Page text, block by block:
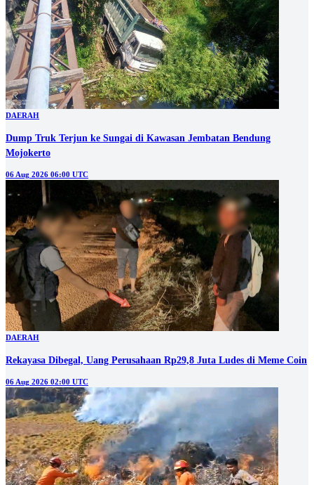
DAERAH
Dump Truk Terjun ke Sungai di Kawasan Jembatan Bendung
Mojokerto
06 Aug 2026 06:00 UTC
DAERAH
Rekayasa Dibegal, Uang Perusahaan Rp29,8 Juta Ludes di Meme Coin
06 Aug 2026 02:00 UTC